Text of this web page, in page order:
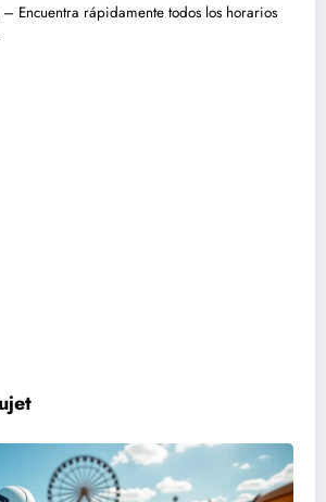
Encuentra rápidamente todos los horarios